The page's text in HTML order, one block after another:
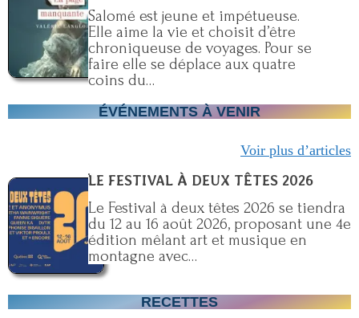
Salomé est jeune et impétueuse.
Elle aime la vie et choisit d’être
chroniqueuse de voyages. Pour se
faire elle se déplace aux quatre
coins du…
ÉVÉNEMENTS À VENIR
Voir plus d’articles
LE FESTIVAL À DEUX TÊTES 2026
Le Festival à deux têtes 2026 se tiendra
du 12 au 16 août 2026, proposant une 4e
édition mêlant art et musique en
montagne avec…
RECETTES